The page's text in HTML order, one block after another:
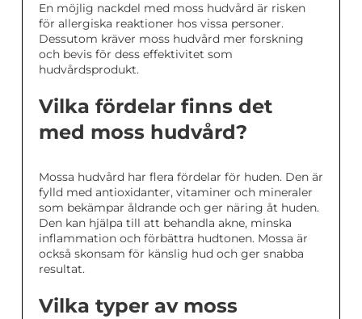
En möjlig nackdel med moss hudvård är risken
för allergiska reaktioner hos vissa personer.
Dessutom kräver moss hudvård mer forskning
och bevis för dess effektivitet som
hudvårdsprodukt.
Vilka fördelar finns det
med moss hudvård?
Mossa hudvård har flera fördelar för huden. Den är
fylld med antioxidanter, vitaminer och mineraler
som bekämpar åldrande och ger näring åt huden.
Den kan hjälpa till att behandla akne, minska
inflammation och förbättra hudtonen. Mossa är
också skonsam för känslig hud och ger snabba
resultat.
Vilka typer av moss